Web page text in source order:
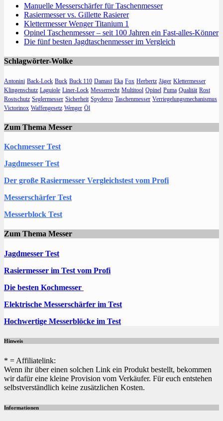
Manuelle Messerschärfer für Taschenmesser
Rasiermesser vs. Gillette Rasierer
Klettermesser Wenger Titanium 1
Opinel Taschenmesser – seit 100 Jahren ein Fast-alles-Könner
Die fünf besten Jagdtaschenmesser im Vergleich
Schlagwörter-Wolke
Antonini Back-Lock Buck Buck 110 Damast Eka Fox Herbertz Jäger Klettermesser
Klingenschutz Laguiole Liner-Lock Messerrecht Multitool Opinel Puma Qualität Rost
Rostschutz Seglermesser Sicherheit Spyderco Taschenmesser Verriegelungsmechanismus
Victorinox Waffengesetz Wenger Öl
Zum Thema Messer
Kochmesser Test
Jagdmesser Test
Der große Rasiermesser Vergleichstest vom Profi
Messerschärfer Test
Messerblock Test
Zum Thema Messer
Jagdmesser Test
Rasiermesser im Test vom Profi
Die besten Kochmesser
Elektrische Messerschärfer im Test
Hochwertige Messerblöcke im Test
Hinweis
* = Affiliatelink:
Wenn ihr über einen solchen Link ein Produkt bestellt, bekommen
wir dafür eine kleine Provision vom Verkäufer. Für euch entstehen
selbstverständlich keine zusätzlichen Kosten.
Informationen